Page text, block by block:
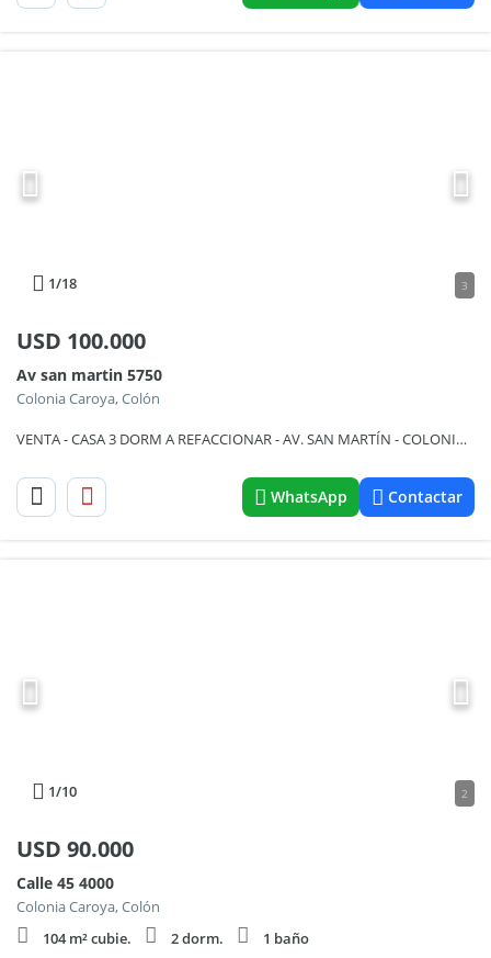
1/18 3
USD 100.000
Av san martin 5750
Colonia Caroya, Colón
VENTA - CASA 3 DORM A REFACCIONAR - AV. SAN MARTÍN - COLONIA CAROYA
WhatsApp Contactar
1/10 2
USD 90.000
Calle 45 4000
Colonia Caroya, Colón
104 m² cubie.
2 dorm.
1 baño